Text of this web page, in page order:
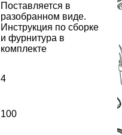
Поставляется в
разобранном виде.
Инструкция по сборке
и фурнитура в
комплекте
4
100